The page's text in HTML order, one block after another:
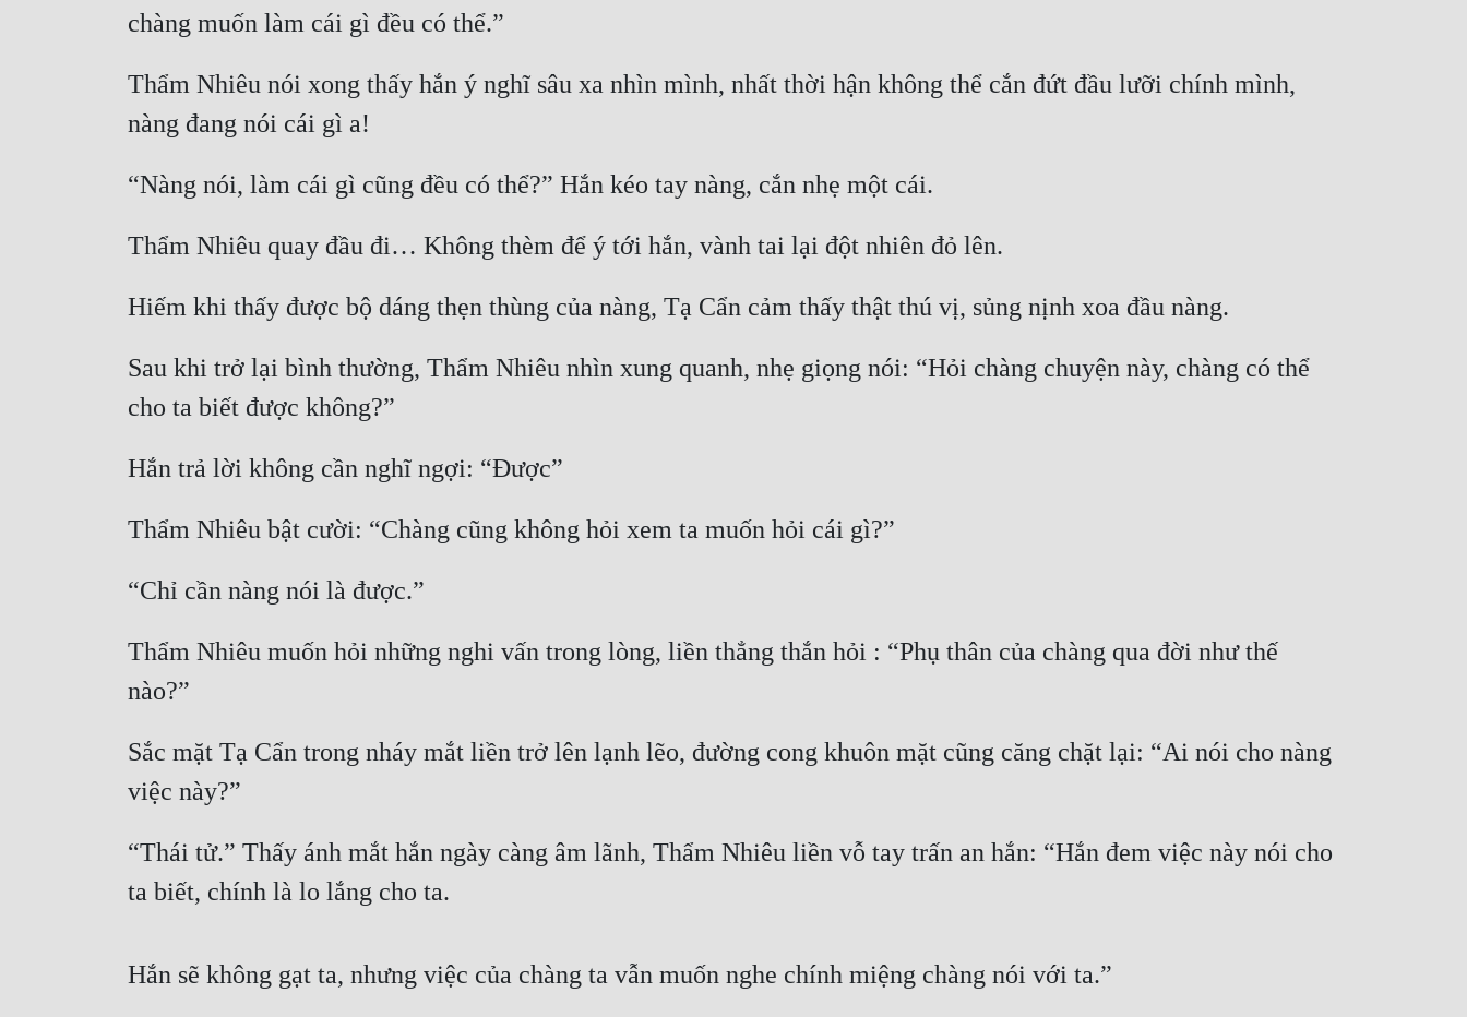
chàng muốn làm cái gì đều có thể.”
Thẩm Nhiêu nói xong thấy hắn ý nghĩ sâu xa nhìn mình, nhất thời hận không thể cắn đứt đầu lưỡi chính mình,
nàng đang nói cái gì a!
“Nàng nói, làm cái gì cũng đều có thể?” Hắn kéo tay nàng, cắn nhẹ một cái.
Thẩm Nhiêu quay đầu đi… Không thèm để ý tới hắn, vành tai lại đột nhiên đỏ lên.
Hiếm khi thấy được bộ dáng thẹn thùng của nàng, Tạ Cẩn cảm thấy thật thú vị, sủng nịnh xoa đầu nàng.
Sau khi trở lại bình thường, Thẩm Nhiêu nhìn xung quanh, nhẹ giọng nói: “Hỏi chàng chuyện này, chàng có thể
cho ta biết được không?”
Hắn trả lời không cần nghĩ ngợi: “Được”
Thẩm Nhiêu bật cười: “Chàng cũng không hỏi xem ta muốn hỏi cái gì?”
“Chỉ cần nàng nói là được.”
Thẩm Nhiêu muốn hỏi những nghi vấn trong lòng, liền thẳng thắn hỏi : “Phụ thân của chàng qua đời như thế
nào?”
Sắc mặt Tạ Cẩn trong nháy mắt liền trở lên lạnh lẽo, đường cong khuôn mặt cũng căng chặt lại: “Ai nói cho nàng
việc này?”
“Thái tử.” Thấy ánh mắt hắn ngày càng âm lãnh, Thẩm Nhiêu liền vỗ tay trấn an hắn: “Hắn đem việc này nói cho
ta biết, chính là lo lắng cho ta.
Hắn sẽ không gạt ta, nhưng việc của chàng ta vẫn muốn nghe chính miệng chàng nói với ta.”